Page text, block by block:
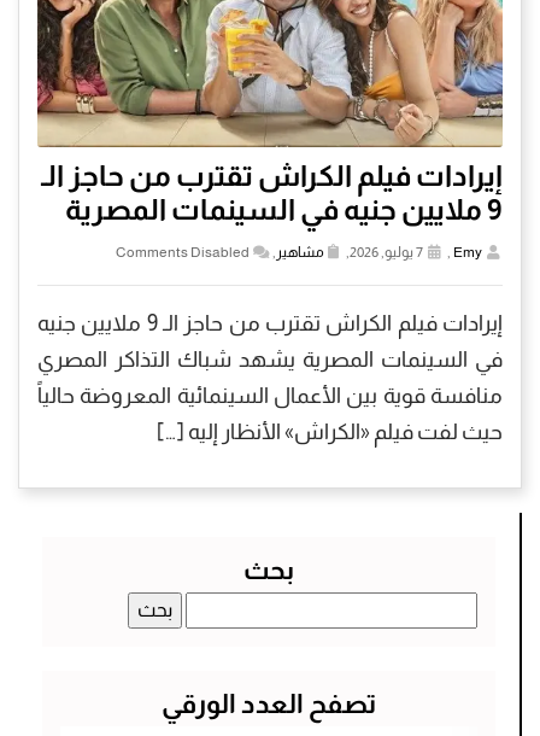
إيرادات فيلم الكراش تقترب من حاجز الـ
9 ملايين جنيه في السينمات المصرية
Emy مشاهير Comments Disabled
إيرادات فيلم الكراش تقترب من حاجز الـ 9 ملايين جنيه
في السينمات المصرية يشهد شباك التذاكر المصري
منافسة قوية بين الأعمال السينمائية المعروضة حالياً
حيث لفت فيلم «الكراش» الأنظار إليه […]
بحث
عن:
تصفح العدد الورقي